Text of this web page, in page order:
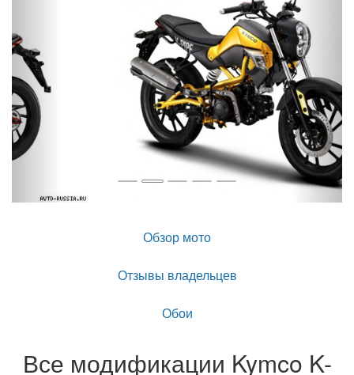
Обзор мото
Отзывы владельцев
Обои
Все модификации Kymco K-